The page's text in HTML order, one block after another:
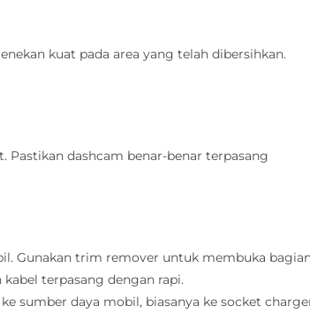
kuat pada area yang telah dibersihkan.
dashcam benar-benar terpasang
Gunakan trim remover untuk membuka
terpasang dengan rapi.
sumber daya mobil, biasanya ke socket